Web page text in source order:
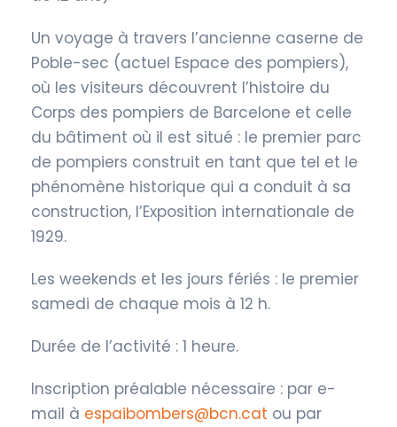
Un voyage à travers l’ancienne caserne de
Poble-sec (actuel Espace des pompiers),
où les visiteurs découvrent l’histoire du
Corps des pompiers de Barcelone et celle
du bâtiment où il est situé : le premier parc
de pompiers construit en tant que tel et le
phénomène historique qui a conduit à sa
construction, l’Exposition internationale de
1929.
Les weekends et les jours fériés : le premier
samedi de chaque mois à 12 h.
Durée de l’activité : 1 heure.
Inscription préalable nécessaire : par e-
mail à espaibombers@bcn.cat ou par